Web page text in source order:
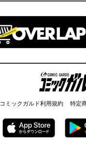
コミックガル
コミックガルド利用規約 特定